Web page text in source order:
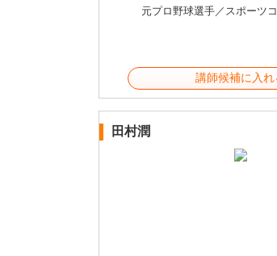
元プロ野球選手／スポーツ
講師候補に入れ
田村潤